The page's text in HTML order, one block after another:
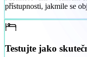
přístupnosti, jakmile se
Testujte jako